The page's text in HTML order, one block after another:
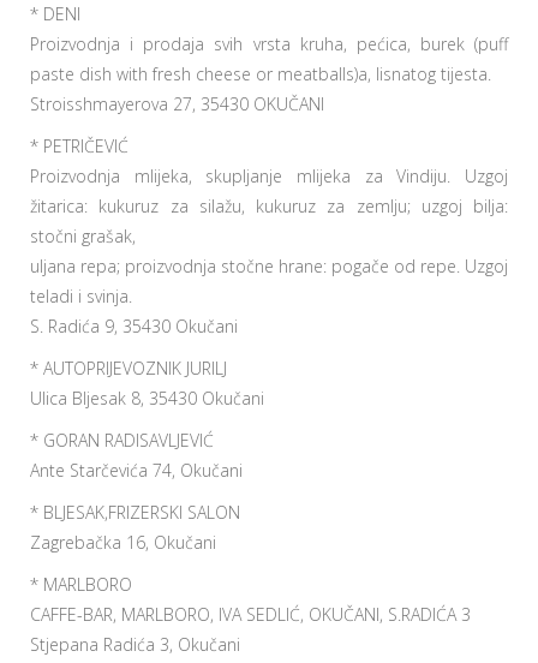
* DENI
Proizvodnja i prodaja svih vrsta kruha, pećica, burek (puff
paste dish with fresh cheese or meatballs)a, lisnatog tijesta.
Stroisshmayerova 27, 35430 OKUČANI
* PETRIČEVIĆ
Proizvodnja mlijeka, skupljanje mlijeka za Vindiju. Uzgoj
žitarica: kukuruz za silažu, kukuruz za zemlju; uzgoj bilja:
stočni grašak,
uljana repa; proizvodnja stočne hrane: pogače od repe. Uzgoj
teladi i svinja.
S. Radića 9, 35430 Okučani
* AUTOPRIJEVOZNIK JURILJ
Ulica Bljesak 8, 35430 Okučani
* GORAN RADISAVLJEVIĆ
Ante Starčevića 74, Okučani
* BLJESAK,FRIZERSKI SALON
Zagrebačka 16, Okučani
* MARLBORO
CAFFE-BAR, MARLBORO, IVA SEDLIĆ, OKUČANI, S.RADIĆA 3
Stjepana Radića 3, Okučani